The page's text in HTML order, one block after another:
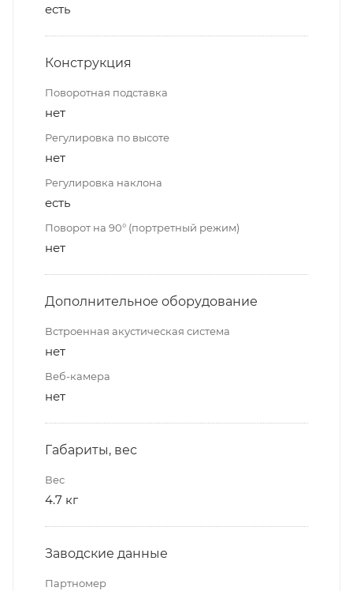
есть
Конструкция
Поворотная подставка
нет
Регулировка по высоте
нет
Регулировка наклона
есть
Поворот на 90° (портретный режим)
нет
Дополнительное оборудование
Встроенная акустическая система
нет
Веб-камера
нет
Габариты, вес
Вес
4.7 кг
Заводские данные
Партномер